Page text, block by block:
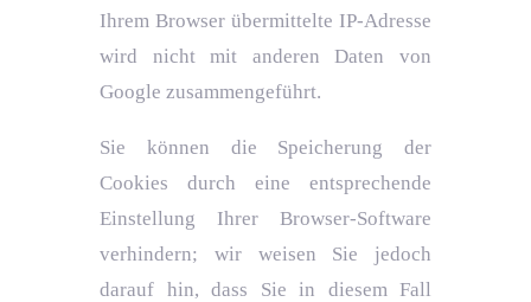
Ihrem Browser übermittelte IP-Adresse
wird nicht mit anderen Daten von
Google zusammengeführt.
Sie können die Speicherung der
Cookies durch eine entsprechende
Einstellung Ihrer Browser-Software
verhindern; wir weisen Sie jedoch
darauf hin, dass Sie in diesem Fall